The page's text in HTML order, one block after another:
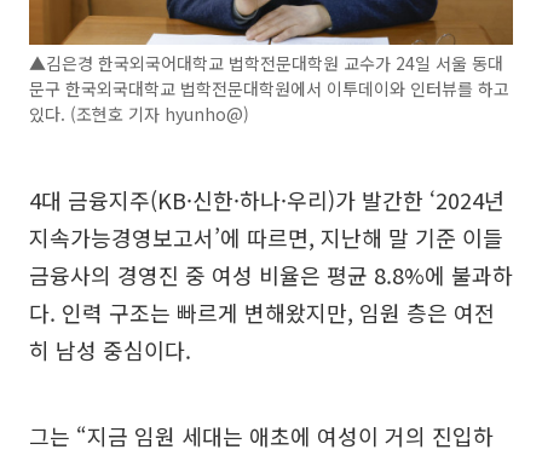
▲김은경 한국외국어대학교 법학전문대학원 교수가 24일 서울 동대
문구 한국외국대학교 법학전문대학원에서 이투데이와 인터뷰를 하고
있다. (조현호 기자 hyunho@)
4대 금융지주(KB·신한·하나·우리)가 발간한 ‘2024년
지속가능경영보고서’에 따르면, 지난해 말 기준 이들
금융사의 경영진 중 여성 비율은 평균 8.8%에 불과하
다. 인력 구조는 빠르게 변해왔지만, 임원 층은 여전
히 남성 중심이다.
그는 “지금 임원 세대는 애초에 여성이 거의 진입하